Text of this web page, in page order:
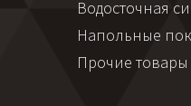
Водосточная
Напольные
Прочие товары